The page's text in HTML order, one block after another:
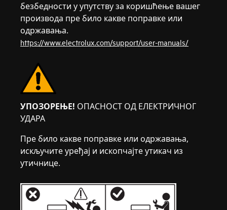
безбедности у упутству за коришћење вашег
производа пре било какве поправке или
одржавања.
https://www.electrolux.com/support/user-manuals/
УПОЗОРЕЊЕ! ОПАСНОСТ ОД ЕЛЕКТРИЧНОГ
УДАРА
Пре било какве поправке или одржавања,
искључите уређај и ископчајте утикач из
утичнице.